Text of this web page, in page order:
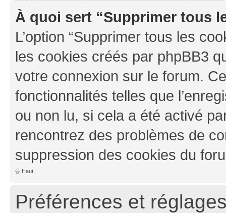
À quoi sert “Supprimer tous
L’option “Supprimer tous les
les cookies créés par phpBB3
votre connexion sur le forum.
fonctionnalités telles que
ou non lu, si cela a été activé
rencontrez des problèmes de
suppression des cookies du
Haut
Préférences et